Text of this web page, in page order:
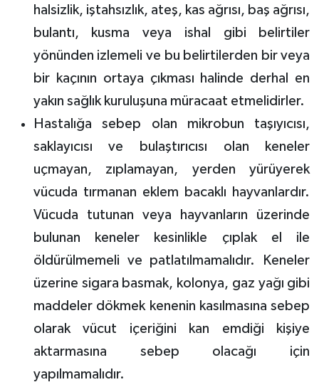
halsizlik, iştahsızlık, ateş, kas ağrısı, baş ağrısı,
bulantı, kusma veya ishal gibi belirtiler
yönünden izlemeli ve bu belirtilerden bir veya
bir kaçının ortaya çıkması halinde derhal en
yakın sağlık kuruluşuna müracaat etmelidirler.
Hastalığa sebep olan mikrobun taşıyıcısı,
saklayıcısı ve bulaştırıcısı olan keneler
uçmayan, zıplamayan, yerden yürüyerek
vücuda tırmanan eklem bacaklı hayvanlardır.
Vücuda tutunan veya hayvanların üzerinde
bulunan keneler kesinlikle çıplak el ile
öldürülmemeli ve patlatılmamalıdır. Keneler
üzerine sigara basmak, kolonya, gaz yağı gibi
maddeler dökmek kenenin kasılmasına sebep
olarak vücut içeriğini kan emdiği kişiye
aktarmasına sebep olacağı için
yapılmamalıdır.